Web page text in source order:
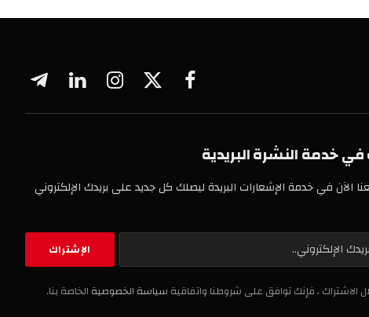
فيسبوك
X
الانستغراملينكدإن تيلقرام
النشرة البريدية
في خدمة الإشعارات البريدة ليصلك كل جديد على بريدك الإلكتروني
، فإنك توافق على شروطنا واتفاقيةسياسة الخصوصيةالخاصة بنا.